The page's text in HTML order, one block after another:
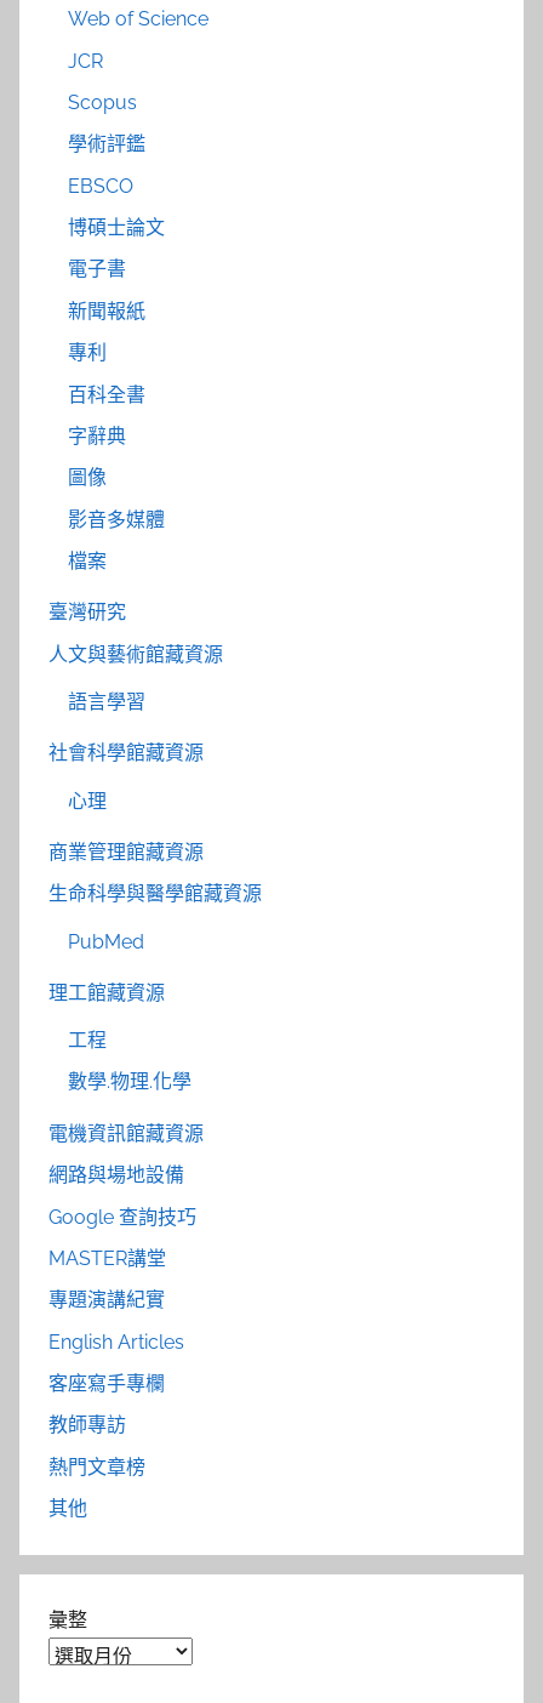
Web of Science
JCR
Scopus
學術評鑑
EBSCO
博碩士論文
電子書
新聞報紙
專利
百科全書
字辭典
圖像
影音多媒體
檔案
臺灣研究
人文與藝術館藏資源
語言學習
社會科學館藏資源
心理
商業管理館藏資源
生命科學與醫學館藏資源
PubMed
理工館藏資源
工程
數學.物理.化學
電機資訊館藏資源
網路與場地設備
Google 查詢技巧
MASTER講堂
專題演講紀實
English Articles
客座寫手專欄
教師專訪
熱門文章榜
其他
彙整